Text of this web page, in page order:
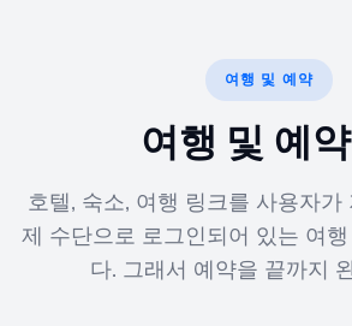
여행 및 예약
여행 및 예
호텔, 숙소, 여행 링크를 사용자가
제 수단으로 로그인되어 있는 여
다. 그래서 예약을 끝까지